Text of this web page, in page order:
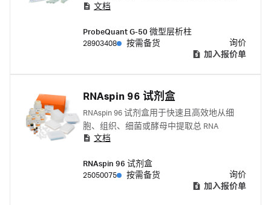
快速且可靠地纯化 DNA 探针的方法。
文档
ProbeQuant G-50 微型层析柱
28903408
按需备货
询价
加入报价单
RNAspin 96 试剂盒
RNAspin 96 试剂盒用于快速且高效地从细
胞、组织、细菌或酵母中提取总 RNA
文档
RNAspin 96 试剂盒
25050075
按需备货
询价
加入报价单